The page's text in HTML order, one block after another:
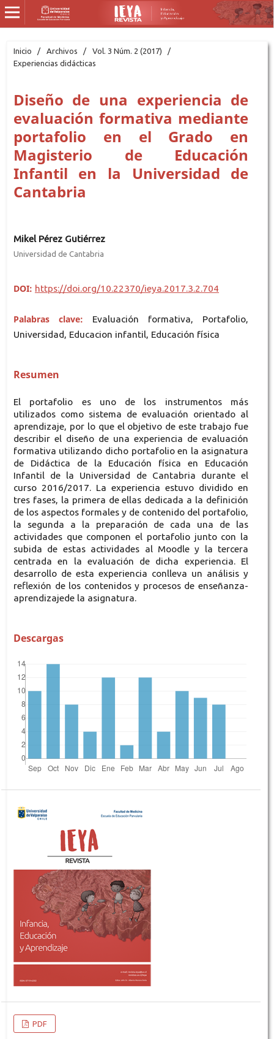
Inicio / Archivos / Vol. 3 Núm. 2 (2017)
/
Experiencias didácticas
Diseño de una experiencia de
evaluación formativa mediante
portafolio en el Grado en
Magisterio de Educación
Infantil en la Universidad de
Cantabria
Mikel Pérez Gutiérrez
Universidad de Cantabria
DOI: https://doi.org/10.22370/ieya.2017.3.2.704
Palabras clave:
Evaluación formativa, Portafolio,
Universidad, Educacion infantil, Educación física
Resumen
El portafolio es uno de los instrumentos más
utilizados como sistema de evaluación orientado al
aprendizaje, por lo que el objetivo de este trabajo fue
describir el diseño de una experiencia de evaluación
formativa utilizando dicho portafolio en la asignatura
de Didáctica de la Educación física en Educación
Infantil de la Universidad de Cantabria durante el
curso 2016/2017. La experiencia estuvo dividido en
tres fases, la primera de ellas dedicada a la definición
de los aspectos formales y de contenido del portafolio,
la segunda a la preparación de cada una de las
actividades que componen el portafolio junto con la
subida de estas actividades al Moodle y la tercera
centrada en la evaluación de dicha experiencia. El
desarrollo de esta experiencia conlleva un análisis y
reflexión de los contenidos y procesos de enseñanza-
aprendizajede la asignatura.
Descargas
PDF